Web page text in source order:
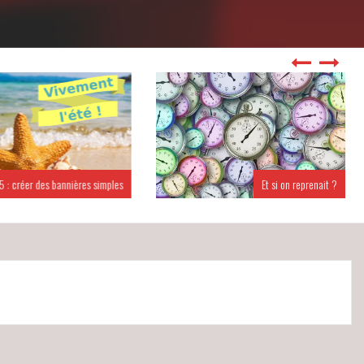
créer des bannières simples Et si on reprenait ?